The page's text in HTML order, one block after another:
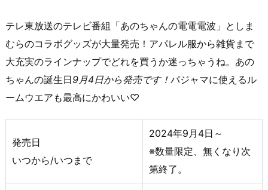
テレ東放送のテレビ番組「あのちゃんの電電電波」としま
むらのコラボグッズが大量発売！アパレル服から雑貨まで
大充実のラインナップでどれを買うか迷っちゃうね。あの
ちゃんの誕生日9月4日から発売です！ パジャマに使えるル
ームウエアも最高にかわいい♡
発売日
いつから/いつまで
2024年9月4日～
※数量限定、無くなり次
第終了。